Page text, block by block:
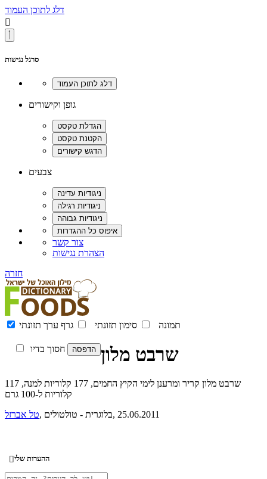
דלג לתוכן העמוד

סרגל נגישות
גופן וקישורים
צבעים
צור קשר
הצהרת נגישות
חזרה
תמונה סימון תזונתי גרף ערך תזונתי
חסוך בדיו שרבט מלון
שרבט מלון קריר ומרענן לימי הקיץ החמים, 177 קלוריות למנה, 117
קלוריות ל-100 גרם
טל אברזל , בלוגרית - טולטולים, 25.06.2011
ההערות שלי